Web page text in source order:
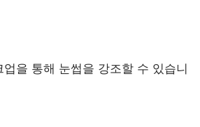
을 통해 눈썹을 강조할 수 있습니